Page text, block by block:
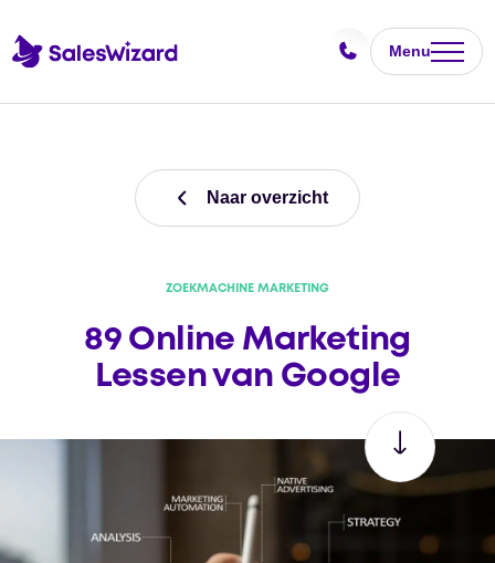
Menu
Naar overzicht
ZOEKMACHINE MARKETING
89 Online Marketing
Lessen van Google